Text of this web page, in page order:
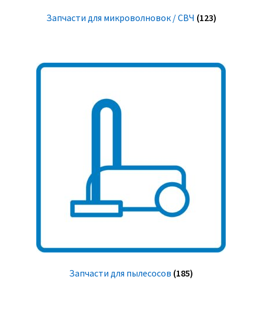
Запчасти для микроволновок / СВЧ (123)
Запчасти для пылесосов (185)